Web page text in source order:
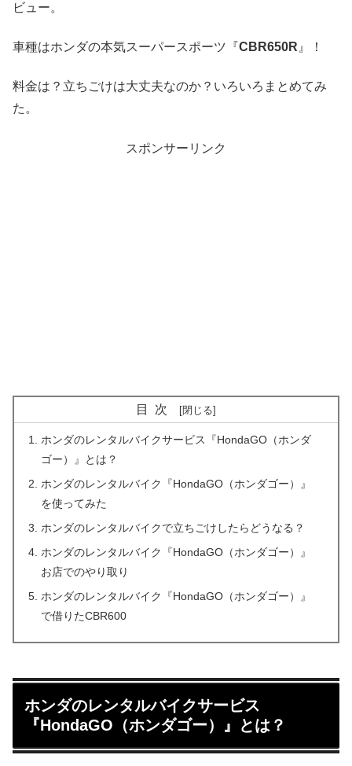
ビュー。
車種はホンダの本気スーパースポーツ『CBR650R 』！
料金は？立ちごけは大丈夫なのか？いろいろまとめてみ
た。
スポンサーリンク
目次
ホンダのレンタルバイクサービス『HondaGO（ホンダ
ゴー）』とは？
ホンダのレンタルバイク『HondaGO（ホンダゴー）』
を使ってみた
ホンダのレンタルバイクで立ちごけしたらどうなる？
ホンダのレンタルバイク『HondaGO（ホンダゴー）』
お店でのやり取り
ホンダのレンタルバイク『HondaGO（ホンダゴー）』
で借りたCBR600
ホンダのレンタルバイクサービス
『HondaGO（ホンダゴー）』とは？